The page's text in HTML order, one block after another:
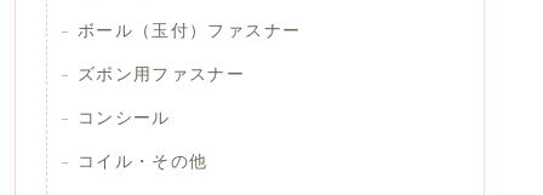
ボール（玉付）ファスナー
ズボン用ファスナー
コンシール
コイル・その他